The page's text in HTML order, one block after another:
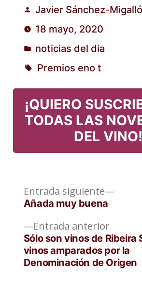
Publicado
por
Javier Sánchez-
18 mayo, 2020
Publicado
en
noticias del dia
Premios eno t
¡QUIERO
TODAS LAS
DEL VINO!
Navegación
entradas
Entrada anteriorEntrada
Sólo son vinos de Ribeira
vinos amparados por la
Denominación de Origen
Entrada siguiente
Añada muy buena